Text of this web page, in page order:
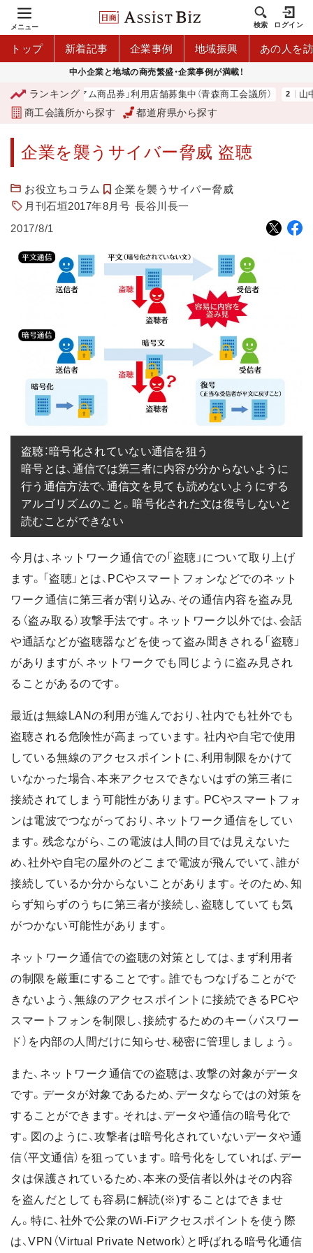
メニュー 検索 ログイン
トップ 新着記事 企業事例 地域振興 あの人を
中小企業と地域の商売繁盛・企業事例が満載！
ランキング
青森市プレミアム商品券」利用店舗募集中（青森商工会議所） 山中伸
商工会議所から探す 都道府県から探す
企業を襲うサイバー脅威 盗聴
お役立ちコラム
企業を襲うサイバー脅威
月刊石垣2017年8月号 長谷川長一
2017/8/1
盗聴：暗号化されていない通信を狙う
暗号とは、通信では第三者に内容が分からないように
行う通信方法で、通信文を見ても読めないようにする
アルゴリズムのこと。暗号化された文は復号しないと
読むことができない
今月は、ネットワーク通信での「盗聴」について取り上げ
ます。「盗聴」とは、PCやスマートフォンなどでのネット
ワーク通信に第三者が割り込み、その通信内容を盗み見
る（盗み取る）攻撃手法です。ネットワーク以外では、会話
や通話などが盗聴器などを使って盗み聞きされる「盗聴」
がありますが、ネットワークでも同じように盗み見され
ることがあるのです。
最近は無線LANの利用が進んでおり、社内でも社外でも
盗聴される危険性が高まっています。社内や自宅で使用
している無線のアクセスポイントに、利用制限をかけて
いなかった場合、本来アクセスできないはずの第三者に
接続されてしまう可能性があります。PCやスマートフォ
ンは電波でつながっており、ネットワーク通信をしてい
ます。残念ながら、この電波は人間の目では見えないた
め、社外や自宅の屋外のどこまで電波が飛んでいて、誰が
接続しているか分からないことがあります。そのため、知
らず知らずのうちに第三者が接続し、盗聴していても気
がつかない可能性があります。
ネットワーク通信での盗聴の対策としては、まず利用者
の制限を厳重にすることです。誰でもつなげることがで
きないよう、無線のアクセスポイントに接続できるPCや
スマートフォンを制限し、接続するためのキー（パスワー
ド）を内部の人間だけに知らせ、秘密に管理しましょう。
また、ネットワーク通信での盗聴は、攻撃の対象がデータ
です。データが対象であるため、データならではの対策を
することができます。それは、データや通信の暗号化で
す。図のように、攻撃者は暗号化されていないデータや通
信（平文通信）を狙っています。暗号化をしていれば、デー
タは保護されているため、本来の受信者以外はその内容
を盗んだとしても容易に解読(※)することはできませ
ん。特に、社外で公衆のWi-Fiアクセスポイントを使う際
は、VPN（Virtual Private Network）と呼ばれる暗号化通信